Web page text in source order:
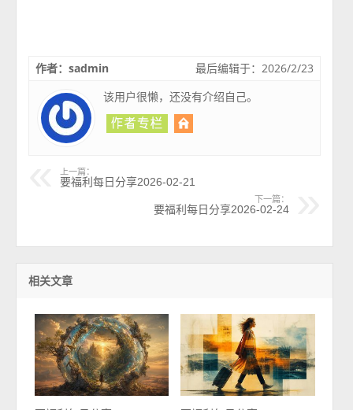
最后编辑于：2026/2/23
作者：sadmin
该用户很懒，还没有介绍自己。
上一篇：
要福利每日分享2026-02-21
下一篇：
要福利每日分享2026-02-24
相关文章